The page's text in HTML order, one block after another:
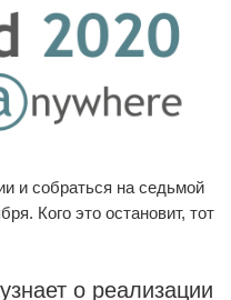
и собраться на седьмой
Кого это остановит, тот
о реализации